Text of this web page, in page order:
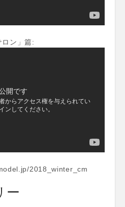
ロン」篇:
2018_winter_cm
ー